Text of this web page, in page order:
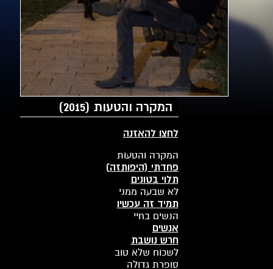
המקרה והטעות (2015)
לחצו להאזנה
המקרה והטעות
פחדתי (היפותזה)
תלוי בטונים
לא שבעה ממני
תמיד זה עכשיו
הנשים בחיי
אנשים
חרש נושבת
לשכוח שלא טוב
סופרת גדולה